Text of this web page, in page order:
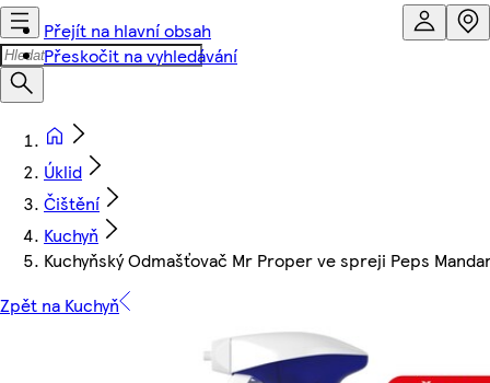
Přejít na hlavní obsah
Přeskočit na vyhledávání
Úklid
Čištění
Kuchyň
Kuchyňský Odmašťovač Mr Proper ve spreji Peps
Zpět na Kuchyň